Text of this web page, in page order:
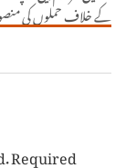
کے خلاف حملوں کی
Required